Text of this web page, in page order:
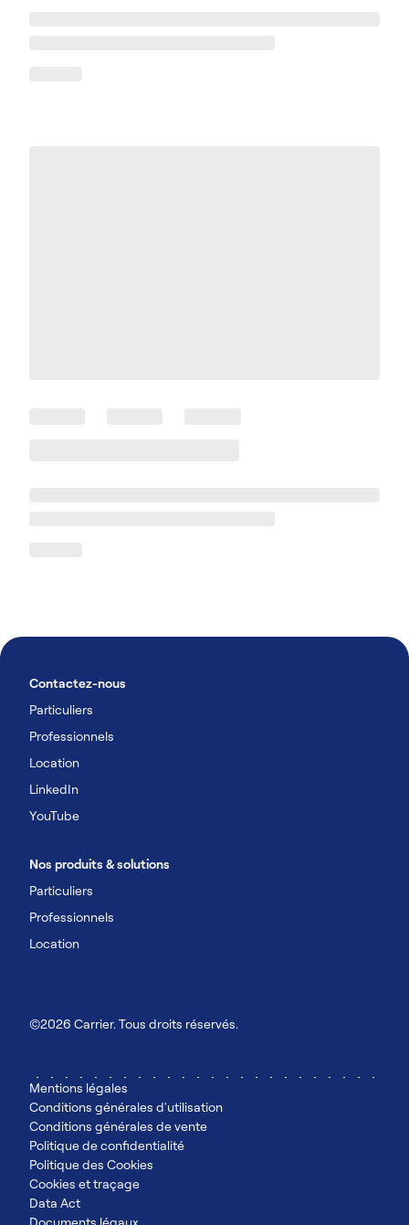
Contactez-nous
Particuliers
Professionnels
Location
LinkedIn
YouTube
Nos produits & solutions
Particuliers
Professionnels
Location
©2026 Carrier. Tous droits réservés.
Mentions légales
Conditions générales d'utilisation
Conditions générales de vente
Politique de confidentialité
Politique des Cookies
Cookies et traçage
Data Act
Documents légaux